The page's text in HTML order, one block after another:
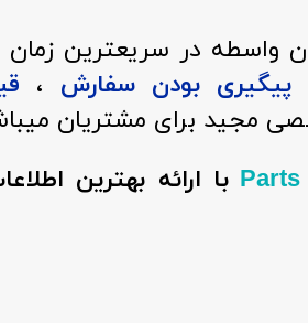
واسطه در سریعترین زمان
پیگیری بودن سفارش ،
مجید برای مشتریان
با ارائه بهترین